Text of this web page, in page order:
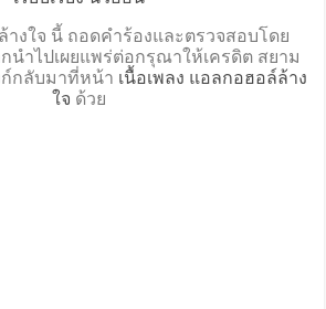
างใจ นี้ ถอดคำร้องและตรวจสอบโดย
นำไปเผยแพร่ต่อกรุณาให้เครดิต สยาม
กลับมาที่หน้า เนื้อเพลง แอลกอฮอล์ล้าง
ใจ ด้วย